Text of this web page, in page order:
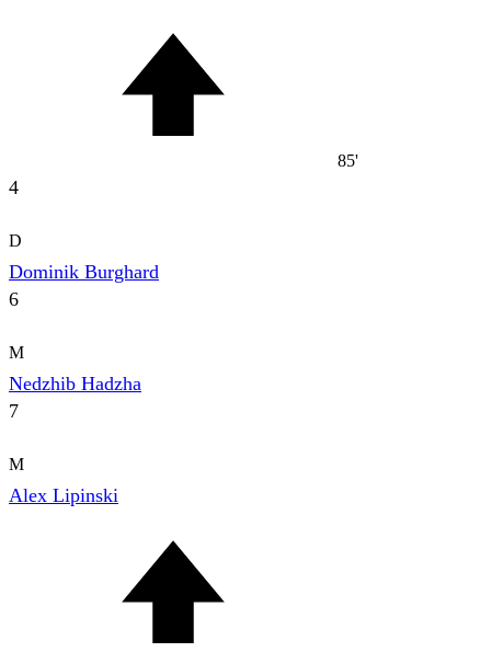
85'
4
D
Dominik Burghard
6
M
Nedzhib Hadzha
7
M
Alex Lipinski